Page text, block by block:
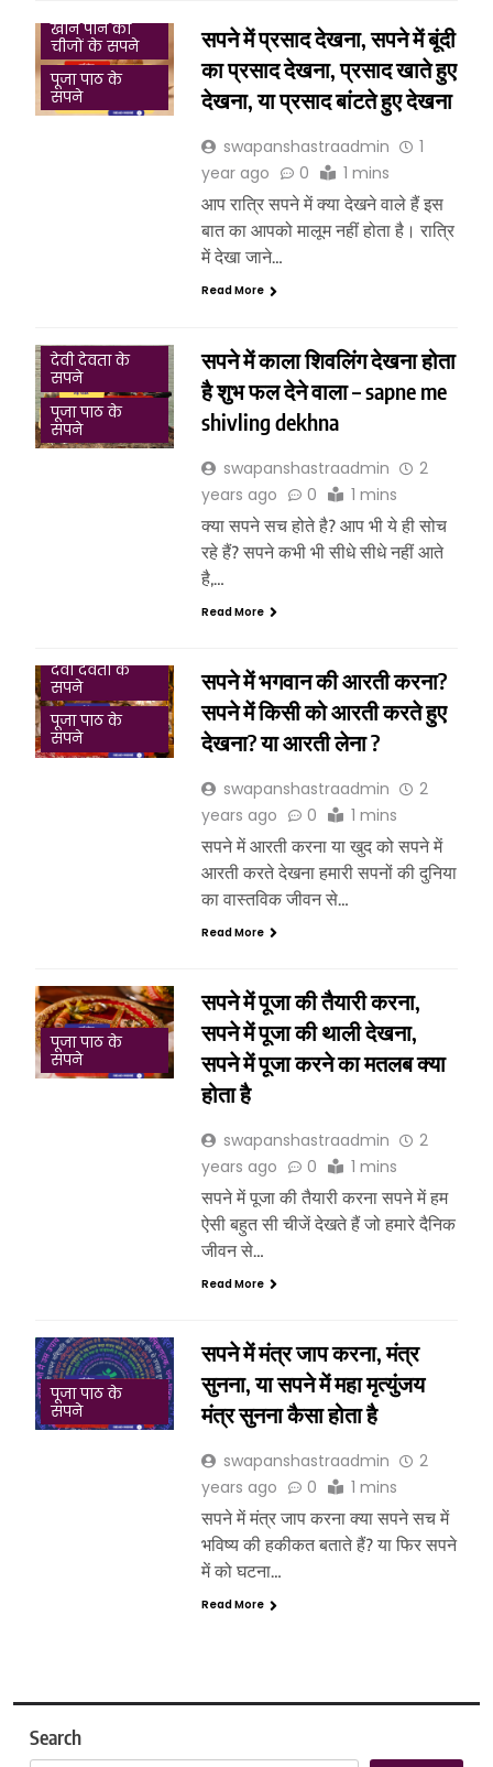
खाने पीने की
चीजों के सपने
पूजा पाठ के
सपने
सपने में प्रसाद देखना, सपने में बूंदी
का प्रसाद देखना, प्रसाद खाते हुए
देखना, या प्रसाद बांटते हुए देखना
swapanshastraadmin
1
year ago
0 1 mins
आप रात्रि सपने में क्या देखने वाले हैं इस
बात का आपको मालूम नहीं होता है। रात्रि
में देखा जाने…
Read More
देवी देवता के
सपने
पूजा पाठ के
सपने
सपने में काला शिवलिंग देखना होता
है शुभ फल देने वाला – sapne me
shivling dekhna
swapanshastraadmin
2
years ago
0 1 mins
क्या सपने सच होते है? आप भी ये ही सोच
रहे हैं? सपने कभी भी सीधे सीधे नहीं आते
है,…
Read More
देवी देवता के
सपने
पूजा पाठ के
सपने
सपने में भगवान की आरती करना?
सपने में किसी को आरती करते हुए
देखना? या आरती लेना ?
swapanshastraadmin
2
years ago
0 1 mins
सपने में आरती करना या खुद को सपने में
आरती करते देखना हमारी सपनों की दुनिया
का वास्तविक जीवन से…
Read More
पूजा पाठ के
सपने
सपने में पूजा की तैयारी करना,
सपने में पूजा की थाली देखना,
सपने में पूजा करने का मतलब क्या
होता है
swapanshastraadmin
2
years ago
0 1 mins
सपने में पूजा की तैयारी करना सपने में हम
ऐसी बहुत सी चीजें देखते हैं जो हमारे दैनिक
जीवन से…
Read More
पूजा पाठ के
सपने
सपने में मंत्र जाप करना, मंत्र
सुनना, या सपने में महा मृत्युंजय
मंत्र सुनना कैसा होता है
swapanshastraadmin
2
years ago
0 1 mins
सपने में मंत्र जाप करना क्या सपने सच में
भविष्य की हकीकत बताते हैं? या फिर सपने
में को घटना…
Read More
Search